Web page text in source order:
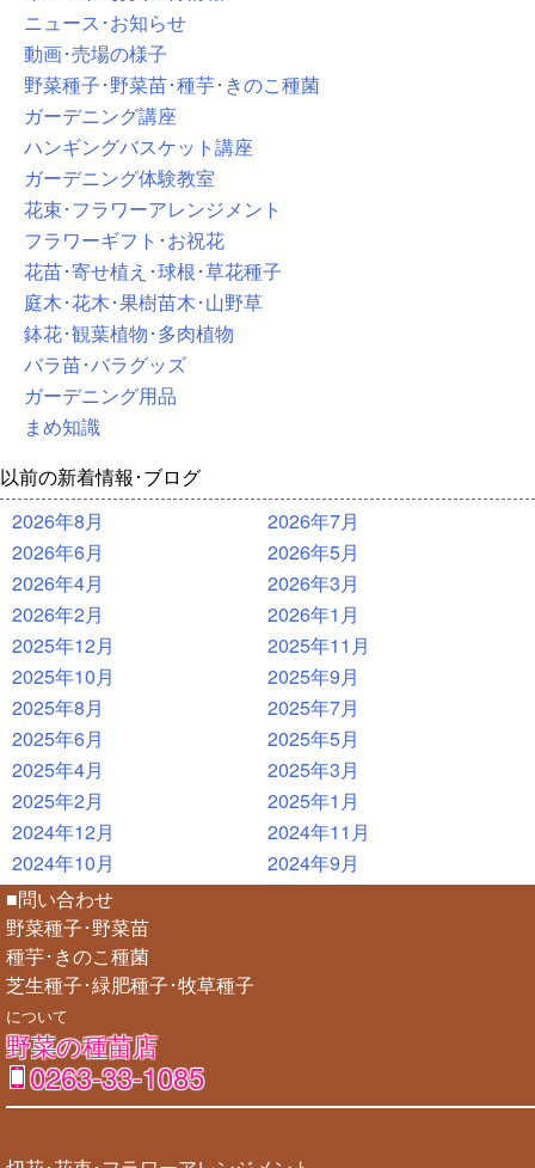
ニュース･お知らせ
動画･売場の様子
野菜種子･野菜苗･種芋･きのこ種菌
ガーデニング講座
ハンギングバスケット講座
ガーデニング体験教室
花束･フラワーアレンジメント
フラワーギフト･お祝花
花苗･寄せ植え･球根･草花種子
庭木･花木･果樹苗木･山野草
鉢花･観葉植物･多肉植物
バラ苗･バラグッズ
ガーデニング用品
まめ知識
以前の新着情報･ブログ
2026年8月
2026年7月
2026年6月
2026年5月
2026年4月
2026年3月
2026年2月
2026年1月
2025年12月
2025年11月
2025年10月
2025年9月
2025年8月
2025年7月
2025年6月
2025年5月
2025年4月
2025年3月
2025年2月
2025年1月
2024年12月
2024年11月
2024年10月
2024年9月
■問い合わせ
野菜種子･野菜苗
種芋･きのこ種菌
芝生種子･緑肥種子･牧草種子
について
野菜の種苗店
0263-33-1085